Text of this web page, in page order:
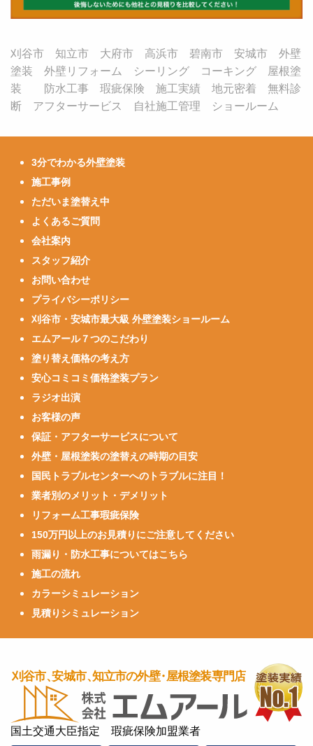
刈谷市 知立市 大府市 高浜市 碧南市 安城市 外壁
塗装 外壁リフォーム シーリング コーキング 屋根塗
装 防水工事 瑕疵保険 施工実績 地元密着 無料診
断 アフターサービス 自社施工管理 ショールーム
3分でわかる外壁塗装
施工事例
ただいま塗替え中
よくあるご質問
会社案内
スタッフ紹介
お問い合わせ
プライバシーポリシー
刈谷市・安城市最大級 外壁塗装ショールーム
エムアール７つのこだわり
塗り替え価格の考え方
安心コミコミ価格塗装プラン
ラジオ出演
お客様の声
保証・アフターサービスについて
外壁・屋根塗装の塗替えの時期の目安
国民トラブルセンターへのトラブルに注目！
業者別のメリット・デメリット
リフォーム工事瑕疵保険
150万円以上のお見積りにご注意してください
雨漏り・防水工事についてはこちら
施工の流れ
カラーシミュレーション
見積りシミュレーション
国土交通大臣指定 瑕疵保険加盟業者